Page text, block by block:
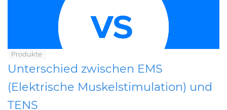
Produkte
Unterschied zwischen EMS
(Elektrische Muskelstimulation) und
TENS